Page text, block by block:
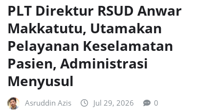
PLT Direktur RSUD Anwar
Makkatutu, Utamakan
Pelayanan Keselamatan
Pasien, Administrasi
Menyusul
Asruddin Azis Jul 29, 2026 0